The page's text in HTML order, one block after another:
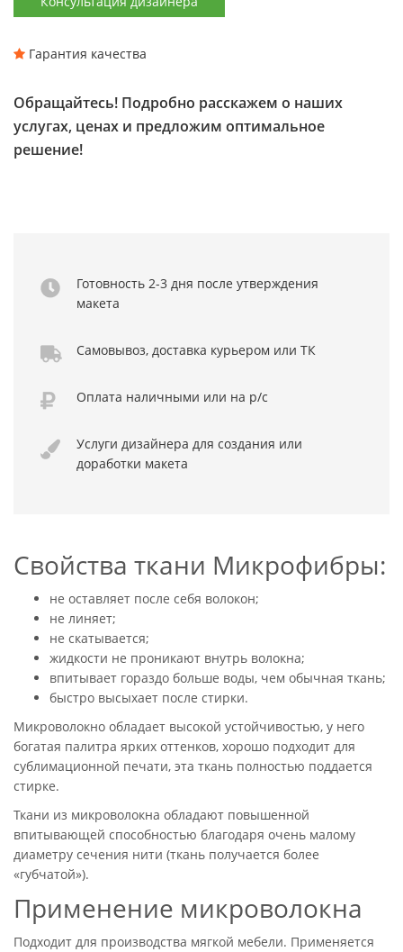
Гарантия качества
Обращайтесь! Подробно расскажем о наших
услугах, ценах и предложим оптимальное
решение!
Готовность 2-3 дня после утверждения
макета
Самовывоз, доставка курьером или ТК
Оплата наличными или на р/с
Услуги дизайнера для создания или
доработки макета
Свойства ткани Микрофибры:
не оставляет после себя волокон;
не линяет;
не скатывается;
жидкости не проникают внутрь волокна;
впитывает гораздо больше воды, чем обычная ткань;
быстро высыхает после стирки.
Микроволокно обладает высокой устойчивостью, у него
богатая палитра ярких оттенков, хорошо подходит для
сублимационной печати, эта ткань полностью поддается
стирке.
Ткани из микроволокна обладают повышенной
впитывающей способностью благодаря очень малому
диаметру сечения нити (ткань получается более
«губчатой»).
Применение микроволокна
Подходит для производства мягкой мебели. Применяется